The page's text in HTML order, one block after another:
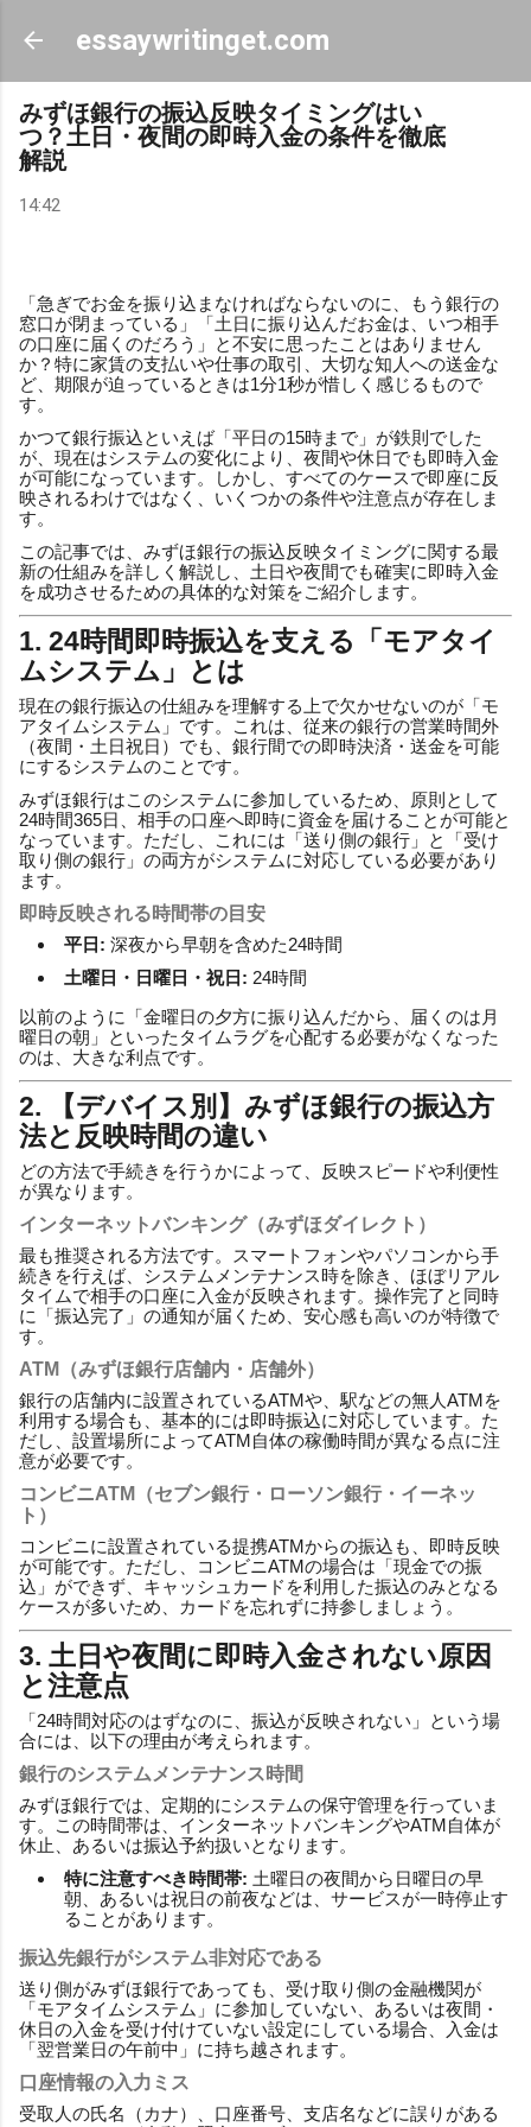
スキップしてメイン コンテンツに移動
essaywritinget.com
みずほ銀行の振込反映タイミングはい
つ？土日・夜間の即時入金の条件を徹底
解説
14:42
「急ぎでお金を振り込まなければならないのに、もう銀行の
窓口が閉まっている」「土日に振り込んだお金は、いつ相手
の口座に届くのだろう」と不安に思ったことはありません
か？特に家賃の支払いや仕事の取引、大切な知人への送金な
ど、期限が迫っているときは1分1秒が惜しく感じるもので
す。
かつて銀行振込といえば「平日の15時まで」が鉄則でした
が、現在はシステムの変化により、夜間や休日でも即時入金
が可能になっています。しかし、すべてのケースで即座に反
映されるわけではなく、いくつかの条件や注意点が存在しま
す。
この記事では、みずほ銀行の振込反映タイミングに関する最
新の仕組みを詳しく解説し、土日や夜間でも確実に即時入金
を成功させるための具体的な対策をご紹介します。
1. 24時間即時振込を支える「モアタイ
ムシステム」とは
現在の銀行振込の仕組みを理解する上で欠かせないのが「モ
アタイムシステム」です。これは、従来の銀行の営業時間外
（夜間・土日祝日）でも、銀行間での即時決済・送金を可能
にするシステムのことです。
みずほ銀行はこのシステムに参加しているため、原則として
24時間365日、相手の口座へ即時に資金を届けることが可能と
なっています。ただし、これには「送り側の銀行」と「受け
取り側の銀行」の両方がシステムに対応している必要があり
ます。
即時反映される時間帯の目安
平日: 深夜から早朝を含めた24時間
土曜日・日曜日・祝日: 24時間
以前のように「金曜日の夕方に振り込んだから、届くのは月
曜日の朝」といったタイムラグを心配する必要がなくなった
のは、大きな利点です。
2. 【デバイス別】みずほ銀行の振込方
法と反映時間の違い
どの方法で手続きを行うかによって、反映スピードや利便性
が異なります。
インターネットバンキング（みずほダイレクト）
最も推奨される方法です。スマートフォンやパソコンから手
続きを行えば、システムメンテナンス時を除き、ほぼリアル
タイムで相手の口座に入金が反映されます。操作完了と同時
に「振込完了」の通知が届くため、安心感も高いのが特徴で
す。
ATM（みずほ銀行店舗内・店舗外）
銀行の店舗内に設置されているATMや、駅などの無人ATMを
利用する場合も、基本的には即時振込に対応しています。た
だし、設置場所によってATM自体の稼働時間が異なる点に注
意が必要です。
コンビニATM（セブン銀行・ローソン銀行・イーネッ
ト）
コンビニに設置されている提携ATMからの振込も、即時反映
が可能です。ただし、コンビニATMの場合は「現金での振
込」ができず、キャッシュカードを利用した振込のみとなる
ケースが多いため、カードを忘れずに持参しましょう。
3. 土日や夜間に即時入金されない原因
と注意点
「24時間対応のはずなのに、振込が反映されない」という場
合には、以下の理由が考えられます。
銀行のシステムメンテナンス時間
みずほ銀行では、定期的にシステムの保守管理を行っていま
す。この時間帯は、インターネットバンキングやATM自体が
休止、あるいは振込予約扱いとなります。
特に注意すべき時間帯: 土曜日の夜間から日曜日の早
朝、あるいは祝日の前夜などは、サービスが一時停止す
ることがあります。
振込先銀行がシステム非対応である
送り側がみずほ銀行であっても、受け取り側の金融機関が
「モアタイムシステム」に参加していない、あるいは夜間・
休日の入金を受け付けていない設定にしている場合、入金は
「翌営業日の午前中」に持ち越されます。
口座情報の入力ミス
受取人の氏名（カナ）、口座番号、支店名などに誤りがある